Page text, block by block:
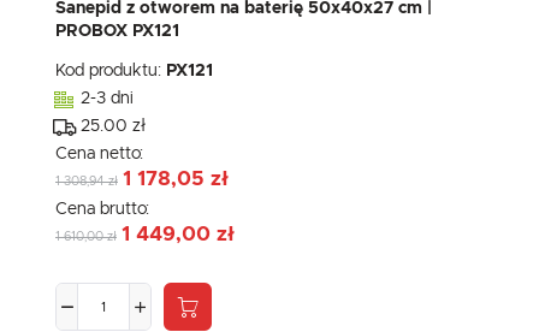
Sanepid z otworem na baterię 50x40x27 cm |
PROBOX PX121
Kod produktu: PX121
2-3 dni
25.00 zł
Cena netto:
1 308,94 zł 1 178,05 zł
Cena brutto:
1 610,00 zł 1 449,00 zł
komunikatów mediów społecznościowych.